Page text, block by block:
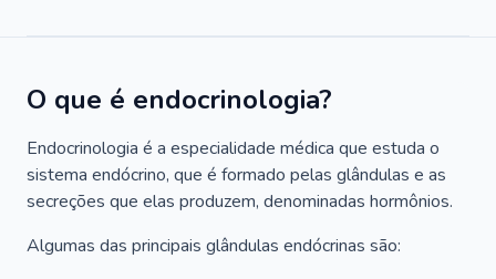
O que é endocrinologia?
Endocrinologia é a especialidade médica que estuda o
sistema endócrino, que é formado pelas glândulas e as
secreções que elas produzem, denominadas hormônios.
Algumas das principais glândulas endócrinas são: